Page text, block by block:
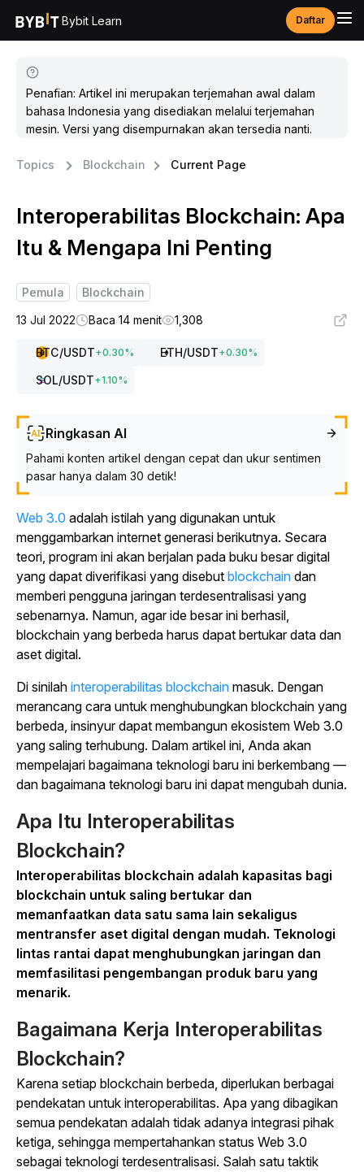
Bybit Learn Daftar
Penafian: Artikel ini merupakan terjemahan awal dalam
bahasa Indonesia yang disediakan melalui terjemahan
mesin. Versi yang disempurnakan akan tersedia nanti.
Topics Blockchain Current Page
Interoperabilitas Blockchain: Apa
Itu & Mengapa Ini Penting
Pemula
Blockchain
13 Jul 2022
Baca 14 menit 1,308
BTC/USDT+0.30% ETH/USDT+0.30%
SOL/USDT+1.10%
Ringkasan AI
Pahami konten artikel dengan cepat dan ukur sentimen
pasar hanya dalam 30 detik!
Web 3.0 adalah istilah yang digunakan untuk
menggambarkan internet generasi berikutnya. Secara
teori, program ini akan berjalan pada buku besar digital
yang dapat diverifikasi yang disebut blockchain dan
memberi pengguna jaringan terdesentralisasi yang
sebenarnya. Namun, agar ide besar ini berhasil,
blockchain yang berbeda harus dapat bertukar data dan
aset digital.
Di sinilah interoperabilitas blockchain masuk. Dengan
merancang cara untuk menghubungkan blockchain yang
berbeda, insinyur dapat membangun ekosistem Web 3.0
yang saling terhubung. Dalam artikel ini, Anda akan
mempelajari bagaimana teknologi baru ini berkembang —
dan bagaimana teknologi baru ini dapat mengubah dunia.
Apa Itu Interoperabilitas
Blockchain?
Interoperabilitas blockchain adalah kapasitas bagi
blockchain untuk saling bertukar dan
memanfaatkan data satu sama lain sekaligus
mentransfer aset digital dengan mudah. Teknologi
lintas rantai dapat menghubungkan jaringan dan
memfasilitasi pengembangan produk baru yang
menarik.
Bagaimana Kerja Interoperabilitas
Blockchain?
Karena setiap blockchain berbeda, diperlukan berbagai
pendekatan untuk interoperabilitas. Apa yang dibagikan
semua pendekatan adalah tidak adanya integrasi pihak
ketiga, sehingga mempertahankan status Web 3.0
sebagai teknologi terdesentralisasi. Salah satu taktik